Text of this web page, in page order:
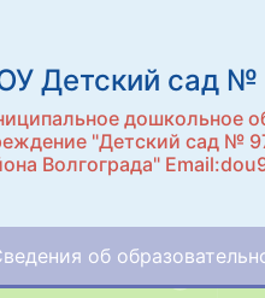
Детский сад №
дошкольное
"Детский сад №
Волгограда"
об